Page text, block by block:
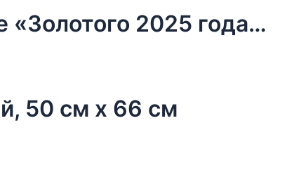
Чай новогодний чёрный в коробке «Золотого 2025 года», 20 г.
50 см х 66 см